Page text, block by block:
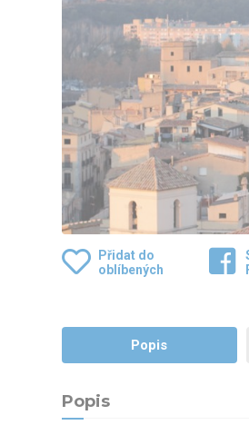
Přidat do
oblíbených
Popis
Popis